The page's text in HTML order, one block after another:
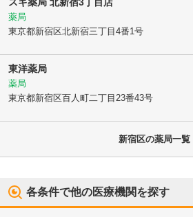
薬局
東京都新宿区北新宿三丁目4番1号
東洋薬局
薬局
東京都新宿区百人町二丁目23番43号
新宿区の薬局一覧
各条件で他の医療機関を探す